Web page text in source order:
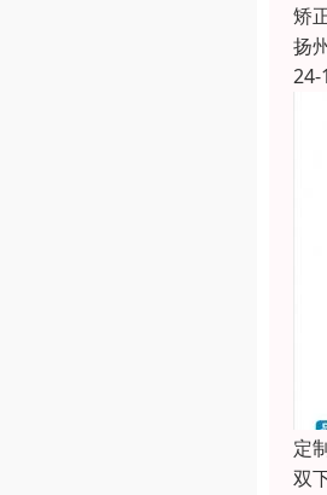
矫
扬
24-
定
双